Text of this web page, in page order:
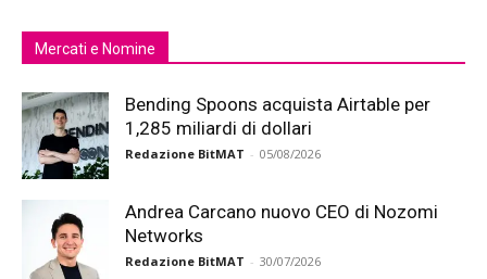
Mercati e Nomine
Bending Spoons acquista Airtable per
1,285 miliardi di dollari
Redazione BitMAT - 05/08/2026
Andrea Carcano nuovo CEO di Nozomi
Networks
Redazione BitMAT - 30/07/2026